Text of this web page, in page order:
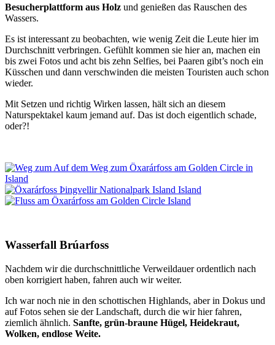
Besucherplattform aus Holz und genießen das Rauschen des
Wassers.
Es ist interessant zu beobachten, wie wenig Zeit die Leute hier im
Durchschnitt verbringen. Gefühlt kommen sie hier an, machen ein
bis zwei Fotos und acht bis zehn Selfies, bei Paaren gibt’s noch ein
Küsschen und dann verschwinden die meisten Touristen auch schon
wieder.
Mit Setzen und richtig Wirken lassen, hält sich an diesem
Naturspektakel kaum jemand auf. Das ist doch eigentlich schade,
oder?!
Wasserfall Brúarfoss
Nachdem wir die durchschnittliche Verweildauer ordentlich nach
oben korrigiert haben, fahren auch wir weiter.
Ich war noch nie in den schottischen Highlands, aber in Dokus und
auf Fotos sehen sie der Landschaft, durch die wir hier fahren,
ziemlich ähnlich. Sanfte, grün-braune Hügel, Heidekraut,
Wolken, endlose Weite.